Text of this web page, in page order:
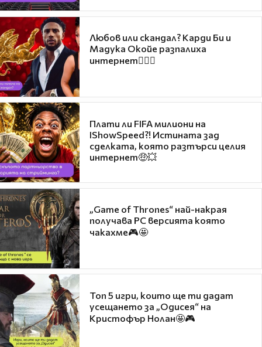
Любов или скандал? Карди Би и
Мадука Окойе разпалиха
интернет❤️‍🔥🔥
Плати ли FIFA милиони на
IShowSpeed?! Истината зад
сделката, която разтърси целия
интернет🤑💥
„Game of Thrones“ най-накрая
получава PC версията която
чакахме🎮🤩
Топ 5 игри, които ще ти дадат
усещането за „Одисея“ на
Кристофър Нолан🤩🎮